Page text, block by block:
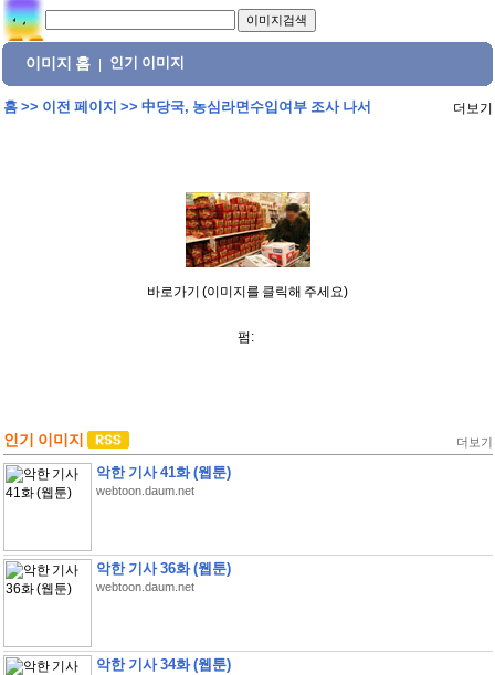
이미지 홈 인기 이미지
홈>> 이전 페이지 >> 中당국, 농심라면수입여부 조사 나서 더보기
바로가기 (이미지를 클릭해 주세요)
펌:
인기 이미지 더보기
악한 기사 41화 (웹툰)
webtoon.daum.net
악한 기사 36화 (웹툰)
webtoon.daum.net
악한 기사 34화 (웹툰)